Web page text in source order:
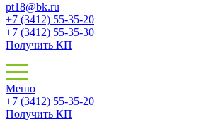
pt18@bk.ru
+7 (3412) 55-35-20
+7 (3412) 55-35-30
Получить КП
Меню
+7 (3412) 55-35-20
Получить КП